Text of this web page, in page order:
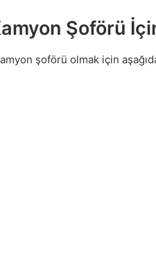
Şoförü
şoförü olmak için